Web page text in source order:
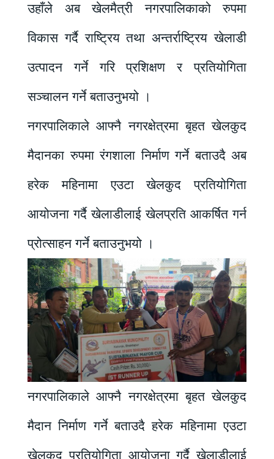
उहाँले अब खेलमैत्री नगरपालिकाको रुपमा
विकास गर्दै राष्ट्रिय तथा अन्तर्राष्ट्रिय खेलाडी
उत्पादन गर्ने गरि प्रशिक्षण र प्रतियोगिता
सञ्चालन गर्ने बताउनुभयो ।
नगरपालिकाले आफ्नै नगरक्षेत्रमा बृहत खेलकुद
मैदानका रुपमा रंगशाला निर्माण गर्ने बताउदै अब
हरेक महिनामा एउटा खेलकुद प्रतियोगिता
आयोजना गर्दै खेलाडीलाई खेलप्रति आकर्षित गर्न
प्रोत्साहन गर्ने बताउनुभयो ।
नगरपालिकाले आफ्नै नगरक्षेत्रमा बृहत खेलकुद
मैदान निर्माण गर्ने बताउदै हरेक महिनामा एउटा
खेलकुद प्रतियोगिता आयोजना गर्दै खेलाडीलाई